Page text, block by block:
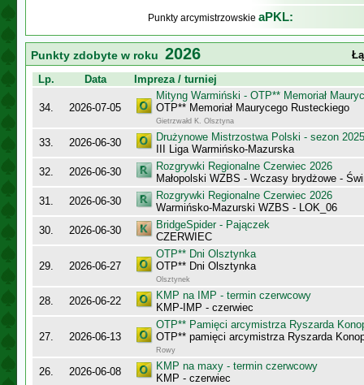
Punkty arcymistrzowskie aPKL:
Punkty zdobyte w roku 2026
Lp.
Data Impreza / turniej
34. 2026-07-05
Mityng Warmiński - OTP** Memoriał
OTP** Memoriał Maurycego Rusteckiego
Gietrzwałd K. Olsztyna
33. 2026-06-30
Drużynowe Mistrzostwa Polski - sezon
III Liga Warmińsko-Mazurska
32.
2026-06-30
Rozgrywki Regionalne Czerwiec 2026
Małopolski WZBS - Wczasy brydżowe -
31.
2026-06-30
Rozgrywki Regionalne Czerwiec 2026
Warmińsko-Mazurski WZBS - LOK_06
30.
2026-06-30
BridgeSpider - Pajączek
CZERWIEC
29. 2026-06-27
OTP** Dni Olsztynka
OTP** Dni Olsztynka
Olsztynek
28. 2026-06-22
KMP na IMP - termin czerwcowy
KMP-IMP - czerwiec
27. 2026-06-13
OTP** Pamięci arcymistrza Ryszarda
OTP** pamięci arcymistrza Ryszarda
Rowy
26. 2026-06-08
KMP na maxy - termin czerwcowy
KMP - czerwiec